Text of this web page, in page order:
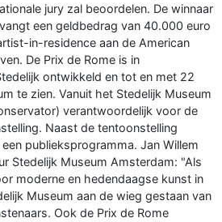
jury zal beoordelen. De winnaar
een geldbedrag van 40.000 euro
in-residence aan de American
De Prix de Rome is in
ontwikkeld en tot en met 22
te zien. Vanuit het Stedelijk Museum
verantwoordelijk voor de
Naast de tentoonstelling
publieksprogramma. Jan Willem
Stedelijk Museum Amsterdam: "Als
moderne en hedendaagse kunst in
Museum aan de wieg gestaan van
Ook de Prix de Rome